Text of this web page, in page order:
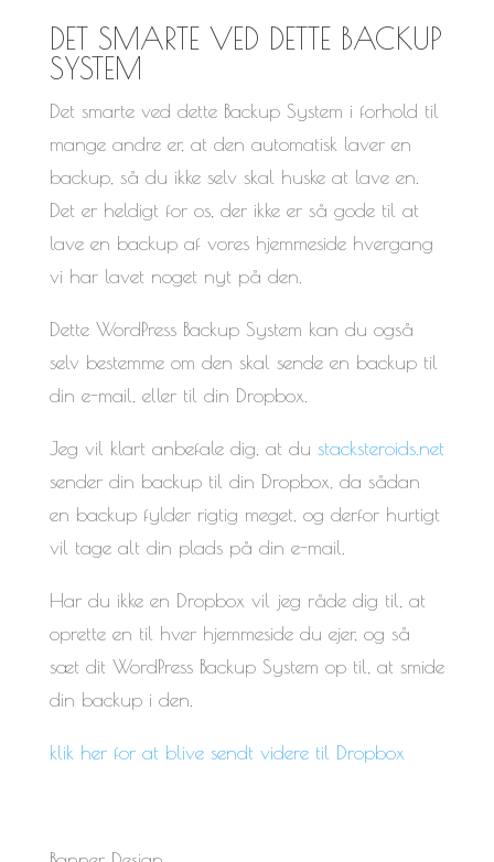
DET SMARTE VED DETTE BACKUP
SYSTEM
Det smarte ved dette Backup System i forhold til
mange andre er, at den automatisk laver en
backup, så du ikke selv skal huske at lave en.
Det er heldigt for os, der ikke er så gode til at
lave en backup af vores hjemmeside hvergang
vi har lavet noget nyt på den.
Dette WordPress Backup System kan du også
selv bestemme om den skal sende en backup til
din e-mail, eller til din Dropbox.
Jeg vil klart anbefale dig, at du stacksteroids.net
sender din backup til din Dropbox, da sådan
en backup fylder rigtig meget, og derfor hurtigt
vil tage alt din plads på din e-mail.
Har du ikke en Dropbox vil jeg råde dig til, at
oprette en til hver hjemmeside du ejer, og så
sæt dit WordPress Backup System op til, at smide
din backup i den.
klik her for at blive sendt videre til Dropbox